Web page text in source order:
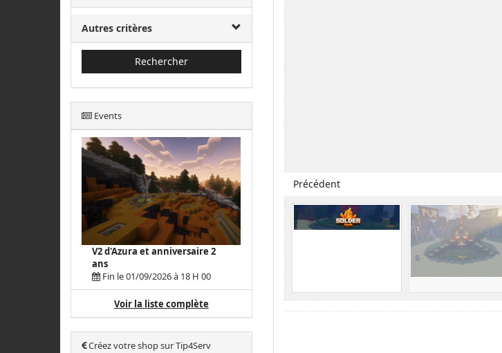
Autres critères
Rechercher
Events
V2 d'Azura et anniversaire 2
ans
Fin le 01/09/2026 à 18 H 00
Voir la liste complète
Créez votre shop sur Tip4Serv
Précédent